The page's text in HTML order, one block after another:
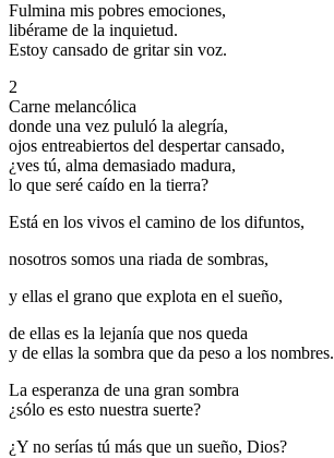
Fulmina mis pobres emociones,
libérame de la inquietud.
Estoy cansado de gritar sin voz.
2
Carne melancólica
donde una vez pululó la alegría,
ojos entreabiertos del despertar cansado,
¿ves tú, alma demasiado madura,
lo que seré caído en la tierra?
Está en los vivos el camino de los difuntos,
nosotros somos una riada de sombras,
y ellas el grano que explota en el sueño,
de ellas es la lejanía que nos queda
y de ellas la sombra que da peso a los nombres.
La esperanza de una gran sombra
¿sólo es esto nuestra suerte?
¿Y no serías tú más que un sueño, Dios?